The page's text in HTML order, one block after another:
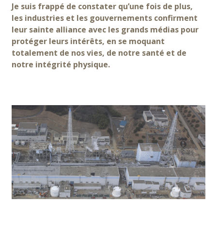
Je suis frappé de constater qu’une fois de plus,
les industries et les gouvernements confirment
leur sainte alliance avec les grands médias pour
protéger leurs intérêts, en se moquant
totalement de nos vies, de notre santé et de
notre intégrité physique.